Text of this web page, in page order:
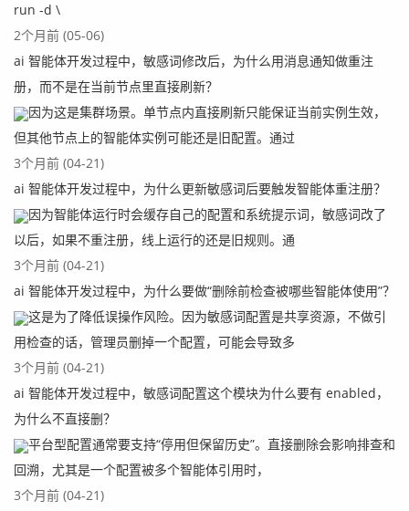
run -d \
2个月前 (05-06)
ai 智能体开发过程中，敏感词修改后，为什么用消息通知做重注
册，而不是在当前节点里直接刷新？
因为这是集群场景。单节点内直接刷新只能保证当前实例生效，
但其他节点上的智能体实例可能还是旧配置。通过
3个月前 (04-21)
ai 智能体开发过程中，为什么更新敏感词后要触发智能体重注册？
因为智能体运行时会缓存自己的配置和系统提示词，敏感词改了
以后，如果不重注册，线上运行的还是旧规则。通
3个月前 (04-21)
ai 智能体开发过程中，为什么要做“删除前检查被哪些智能体使用”？
这是为了降低误操作风险。因为敏感词配置是共享资源，不做引
用检查的话，管理员删掉一个配置，可能会导致多
3个月前 (04-21)
ai 智能体开发过程中，敏感词配置这个模块为什么要有 enabled，
为什么不直接删？
平台型配置通常要支持“停用但保留历史”。直接删除会影响排查和
回溯，尤其是一个配置被多个智能体引用时，
3个月前 (04-21)